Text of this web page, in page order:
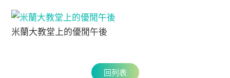
米蘭大教堂上的優閒午後
回列表